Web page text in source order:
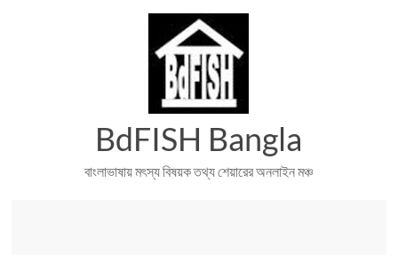
BdFISH Bangla
বাংলাভাষায় মৎস্য বিষয়ক তথ্য শেয়ারের অনলাইন মঞ্চ